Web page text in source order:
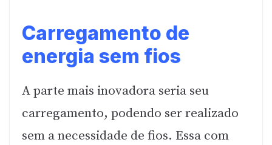
Carregamento de
energia sem fios
A parte mais inovadora seria seu
carregamento, podendo ser realizado
sem a necessidade de fios. Essa com